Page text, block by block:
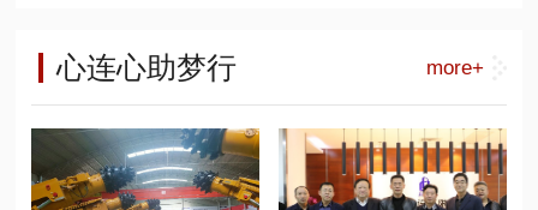
有着20多年历史的商会，在新时代、
新任务、新情况下，始终坚持服务、
联合、创新、共享的办会宗旨，不断
加大组织建设力度，提高服务大局能
力，取得了优异成绩，新智造分会就
工能源装备大客户部部长刘祥刚、华
北大区总监常顺顺、徐工绿色矿山智
书记陈岳任、基地销售管理部部长程
晋秀参加了座谈。
家学者，产业生态合作伙伴以及相关
心连心助梦行 more+